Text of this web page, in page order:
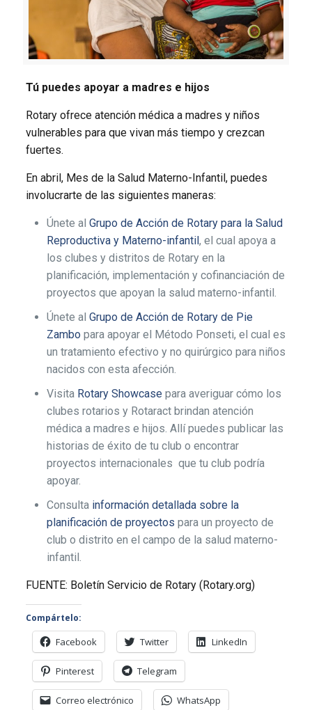
Tú puedes apoyar a madres e hijos
Rotary ofrece atención médica a madres y niños
vulnerables para que vivan más tiempo y crezcan
fuertes.
En abril, Mes de la Salud Materno-Infantil, puedes
involucrarte de las siguientes maneras:
Únete al Grupo de Acción de Rotary para la Salud
Reproductiva y Materno-infantil, el cual apoya a
los clubes y distritos de Rotary en la
planificación, implementación y cofinanciación de
proyectos que apoyan la salud materno-infantil.
Únete al Grupo de Acción de Rotary de Pie
Zambopara apoyar el Método Ponseti, el cual es
un tratamiento efectivo y no quirúrgico para niños
nacidos con esta afección.
Visita Rotary Showcasepara averiguar cómo los
clubes rotarios y Rotaract brindan atención
médica a madres e hijos. Allí puedes publicar las
historias de éxito de tu club o encontrar
proyectos internacionales que tu club podría
apoyar.
Consulta información detallada sobre la
planificación de proyectos para un proyecto de
club o distrito en el campo de la salud materno-
infantil.
FUENTE: Boletín Servicio de Rotary (Rotary.org)
Compártelo:
Facebook Twitter LinkedIn
Pinterest Telegram
Correo electrónico WhatsApp